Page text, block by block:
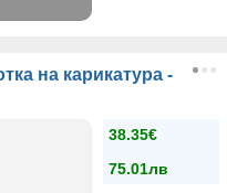
на карикатура -
38.35€
75.01лв